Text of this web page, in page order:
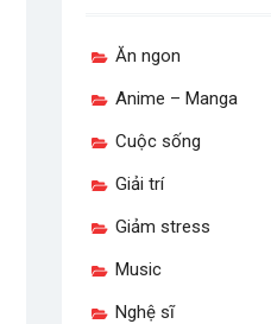
Ăn ngon
Anime – Manga
Cuộc sống
Giải trí
Giảm stress
Music
Nghệ sĩ